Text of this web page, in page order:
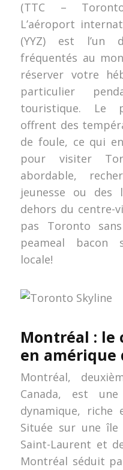
(TTC –
L’aéroport
(YYZ) est l’un
fréquentés au
réserver votre
particulier
touristique. Le
offrent des
de foule, ce qui
pour visiter
abordable,
jeunesse ou des
dehors du centre-
pas Toronto
peameal bacon
locale!
Montréal : le
en amérique
Montréal,
Canada, est
dynamique,
Située sur une île
Saint-Laurent et
Montréal séduit